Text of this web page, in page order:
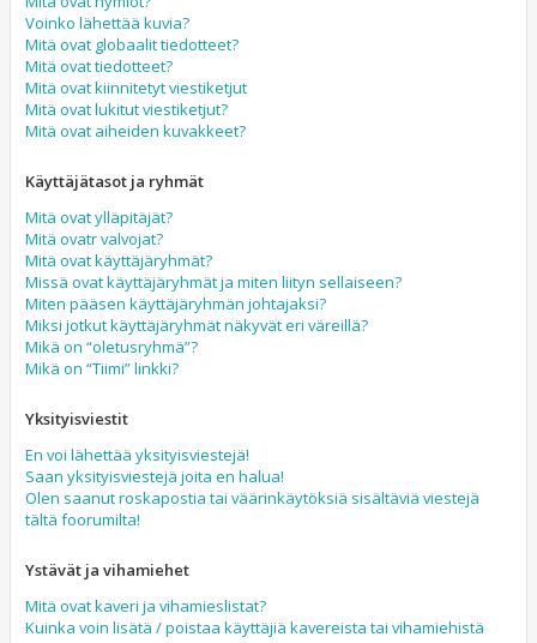
Voinko lähettää kuvia?
Mitä ovat globaalit tiedotteet?
Mitä ovat tiedotteet?
Mitä ovat kiinnitetyt viestiketjut
Mitä ovat lukitut viestiketjut?
Mitä ovat aiheiden kuvakkeet?
Käyttäjätasot ja ryhmät
Mitä ovat ylläpitäjät?
Mitä ovatr valvojat?
Mitä ovat käyttäjäryhmät?
Missä ovat käyttäjäryhmät ja miten liityn sellaiseen?
Miten pääsen käyttäjäryhmän johtajaksi?
Miksi jotkut käyttäjäryhmät näkyvät eri väreillä?
Mikä on “oletusryhmä”?
Mikä on “Tiimi” linkki?
Yksityisviestit
En voi lähettää yksityisviestejä!
Saan yksityisviestejä joita en halua!
Olen saanut roskapostia tai väärinkäytöksiä sisältäviä viestejä
tältä foorumilta!
Ystävät ja vihamiehet
Mitä ovat kaveri ja vihamieslistat?
Kuinka voin lisätä / poistaa käyttäjiä kavereista tai vihamiehistä